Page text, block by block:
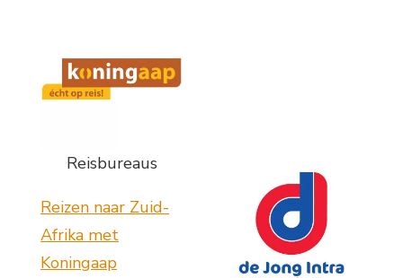
Reisbureaus
Reizen naar Zuid-
Afrika met
Koningaap